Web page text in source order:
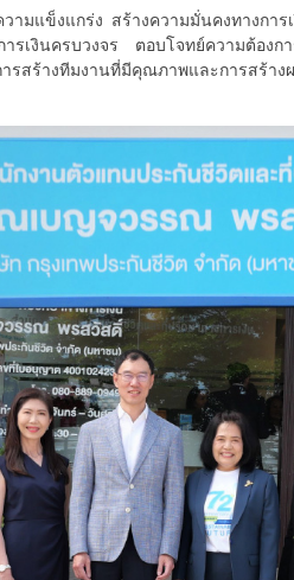
แกร่ง สร้างความมั่นคงทางการเ
ารเงินครบวงจร ตอบโจทย์ความต้อ
สร้างทีมงานที่มีคุณภาพและการสร้าง